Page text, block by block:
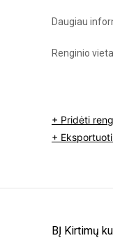
Daugiau
Renginio
+ Pridėti
+
BĮ Kirtimų